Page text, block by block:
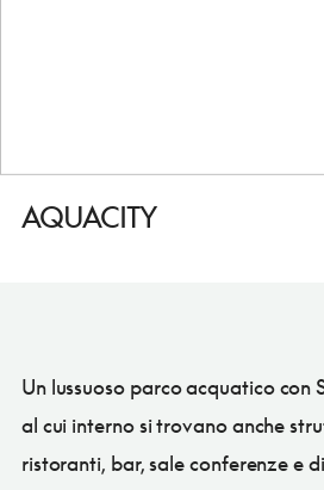
AQUACITY
Un lussuoso parco acquatico con
al cui interno si trovano anche
ristoranti, bar, sale conferenze e